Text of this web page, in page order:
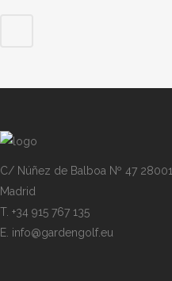
C/ Núñez de Balboa Nº 47 28001
Madrid
T. +34 915 767 135
E. info@gardengolf.eu